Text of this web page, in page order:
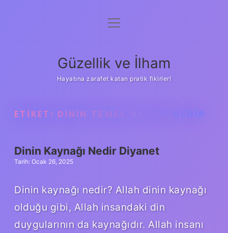
Anasayfa
Yasal Uyarı
menüyü
Güzellik ve İlham
Hayatına zarafet katan pratik fikirler!
ETIKET: DININ TEMEL GAYESI NEDIR
Dinin Kaynağı Nedir Diyanet
Tarih: Ocak 26, 2025
Dinin kaynağı nedir? Allah dinin kaynağı
olduğu gibi, Allah insandaki din
duygularının da kaynağıdır. Allah insanı